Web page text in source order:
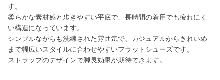
す。
柔らかな素材感と歩きやすい平底で、長時間の着用でも疲れにく
い構造になっています。
シンプルながらも洗練された雰囲気で、カジュアルからきれいめ
まで幅広いスタイルに合わせやすいフラットシューズです。
ストラップのデザインで脚長効果が期待できます。